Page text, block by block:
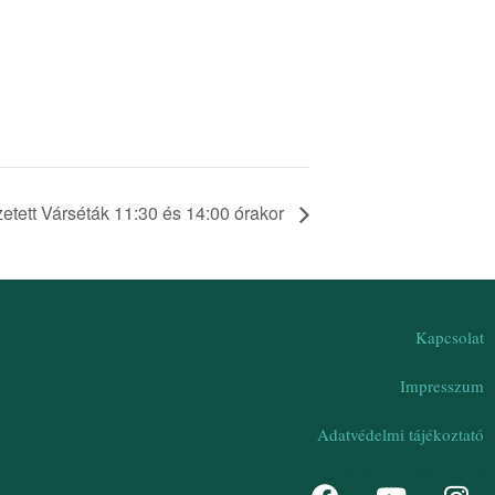
Várséták 11:30 és 14:00 órakor
Kapcsolat
Impresszum
Adatvédelmi tájékoztató